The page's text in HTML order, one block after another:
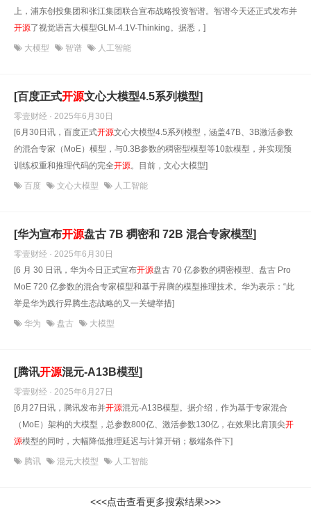
上，浦东创投集团和张江集团联合宣布战略投资智谱。智谱今天还正式发布并
开源了视觉语言大模型GLM-4.1V-Thinking。据悉，]
大模型 智谱 人工智能
[百度正式开源文心大模型4.5系列模型]
零壹财经 · 2025年6月30日
[6月30日讯，百度正式开源文心大模型4.5系列模型，涵盖47B、3B激活参数
的混合专家（MoE）模型，与0.3B参数的稠密型模型等10款模型，并实现预
训练权重和推理代码的完全开源。目前，文心大模型]
百度 文心大模型 人工智能
[华为宣布开源盘古 7B 稠密和 72B 混合专家模型]
零壹财经 · 2025年6月30日
[6 月 30 日讯，华为今日正式宣布开源盘古 70 亿参数的稠密模型、盘古 Pro
MoE 720 亿参数的混合专家模型和基于昇腾的模型推理技术。华为表示：“此
举是华为践行昇腾生态战略的又一关键举措]
华为 盘古 大模型
[腾讯开源混元-A13B模型]
零壹财经 · 2025年6月27日
[6月27日讯，腾讯发布并开源混元-A13B模型。据介绍，作为基于专家混合
（MoE）架构的大模型，总参数800亿、激活参数130亿，在效果比肩顶尖开
源模型的同时，大幅降低推理延迟与计算开销；极端条件下]
腾讯 混元大模型 人工智能
<<<点击查看更多搜索结果>>>